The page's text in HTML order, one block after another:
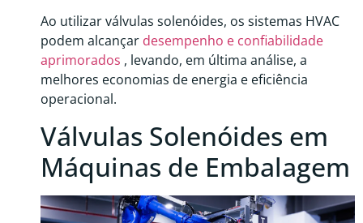
Ao utilizar válvulas solenóides, os sistemas HVAC
podem alcançar desempenho e confiabilidade
aprimorados , levando, em última análise, a
melhores economias de energia e eficiência
operacional.
Válvulas Solenóides em
Máquinas de Embalagem